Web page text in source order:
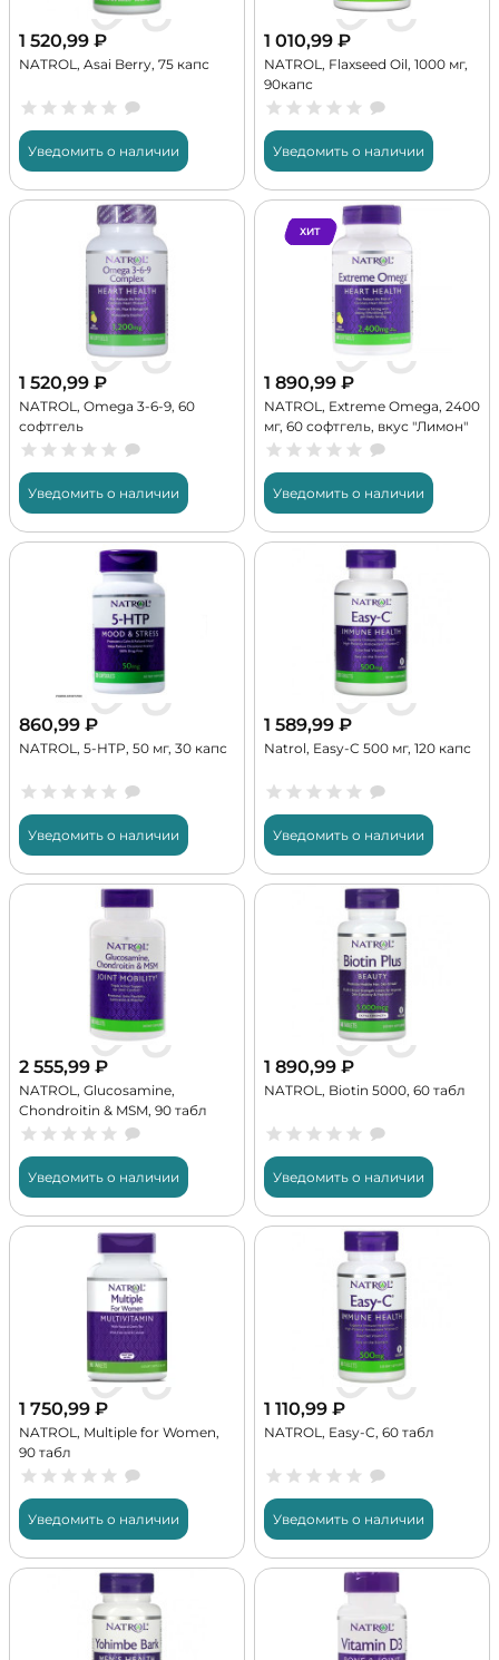
1 520,99 ₽
NATROL, Asai Berry, 75 капс
Уведомить о наличии
1 010,99 ₽
NATROL, Flaxseed Oil, 1000 мг,
90капс
Уведомить о наличии
1 520,99 ₽
NATROL, Omega 3-6-9, 60
софтгель
Уведомить о наличии
ХИТ
1 890,99 ₽
NATROL, Extreme Omega, 2400
мг, 60 софтгель, вкус "Лимон"
Уведомить о наличии
860,99 ₽
NATROL, 5-HTP, 50 мг, 30 капс
Уведомить о наличии
1 589,99 ₽
Natrol, Easy-C 500 мг, 120 капс
Уведомить о наличии
2 555,99 ₽
NATROL, Glucosamine,
Chondroitin & MSM, 90 табл
Уведомить о наличии
1 890,99 ₽
NATROL, Biotin 5000, 60 табл
Уведомить о наличии
1 750,99 ₽
NATROL, Multiple for Women,
90 табл
Уведомить о наличии
1 110,99 ₽
NATROL, Easy-C, 60 табл
Уведомить о наличии